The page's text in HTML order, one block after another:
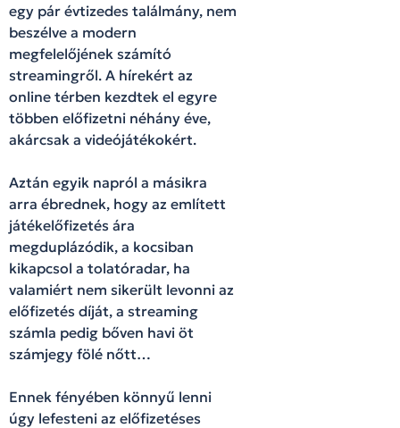
egy pár évtizedes találmány, nem
beszélve a modern
megfelelőjének számító
streamingről. A hírekért az
online térben kezdtek el egyre
többen előfizetni néhány éve,
akárcsak a videójátékokért.
Aztán egyik napról a másikra
arra ébrednek, hogy az említett
játékelőfizetés ára
megduplázódik, a kocsiban
kikapcsol a tolatóradar, ha
valamiért nem sikerült levonni az
előfizetés díját, a streaming
számla pedig bőven havi öt
számjegy fölé nőtt…
Ennek fényében könnyű lenni
úgy lefesteni az előfizetéses